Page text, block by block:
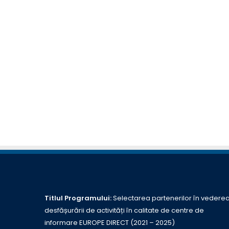
Titlul Programului:Selectarea partenerilor în
desfășurării de activități în calitate de centre de
informare EUROPE DIRECT (2021 – 2025)